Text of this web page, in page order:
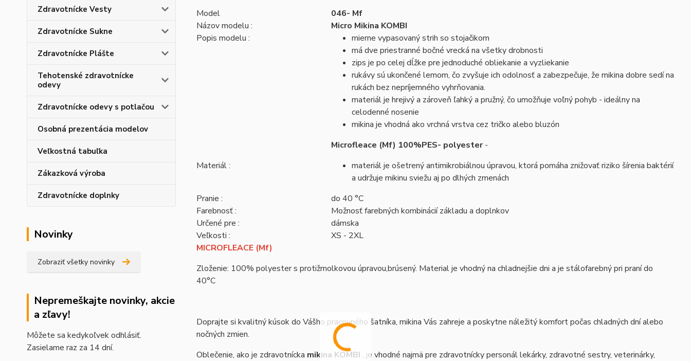
Zdravotnícke Vesty
Zdravotnícke Sukne
Zdravotnícke Plášte
Tehotenské zdravotnícke
odevy
Zdravotnícke odevy s potlačou
Osobná prezentácia modelov
Veľkostná tabuľka
Zákazková výroba
Zdravotnícke doplnky
Novinky
Zobraziť všetky novinky
Nepremeškajte novinky, akcie
a zľavy!
Môžete sa kedykoľvek odhlásiť.
Zasielame raz za 14 dní.
Model
046- Mf
Názov modelu :
Micro Mikina KOMBI
Popis modelu :
mierne vypasovaný strih so stojačikom
má dve priestranné bočné vrecká na všetky drobnosti
zips je po celej dĺžke pre jednoduché obliekanie a vyzliekanie
rukávy sú ukončené lemom, čo zvyšuje ich odolnosť a zabezpečuje, že mikina dobre sedí na
rukách bez nepríjemného vyhrňovania.
materiál je hrejivý a zároveň ľahký a pružný, čo umožňuje voľný pohyb - ideálny na
celodenné nosenie
mikina je vhodná ako vrchná vrstva cez tričko alebo bluzón
Materiál :
Microfleace (Mf) 100%PES- polyester-
materiál je ošetrený antimikrobiálnou úpravou, ktorá pomáha znižovať riziko šírenia baktérií
a udržuje mikinu sviežu aj po dlhých zmenách
Pranie :
do 40 °C
Farebnosť :
Možnosť farebných kombinácií základu a doplnkov
Určené pre :
dámska
Veľkosti :
XS - 2XL
MICROFLEACE (Mf)
Zloženie: 100% polyester s protižmolkovou úpravou,brúsený. Material je vhodný na chladnejšie dni a je stálofarebný pri praní do
40°C
Doprajte si kvalitný kúsok do Vášho pracovného šatníka, mikina Vás zahreje a poskytne náležitý komfort počas chladných dní alebo
nočných zmien.
Oblečenie, ako je zdravotnícka mikina KOMBI , je vhodné najmä pre zdravotnícky personál lekárky, zdravotné sestry, veterinárky,